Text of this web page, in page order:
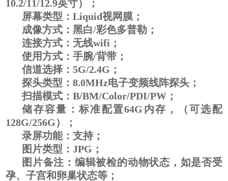
10.2/11/12.9英寸）；
屏幕类型：Liquid视网膜；
成像方式：黑白/彩色多普勒；
连接方式：无线wifi；
使用方式：手腕/背带；
信道选择：5G/2.4G；
探头类型：8.0MHz电子变频线阵探头；
扫描模式：B/BM/Color/PDI/PW；
储存容量：标准配置64G内存，（可选配
128G/256G）；
录屏功能：支持；
图片类型：JPG；
图片备注：编辑被检的动物状态，如是否受
孕、子宫和卵巢状态等；